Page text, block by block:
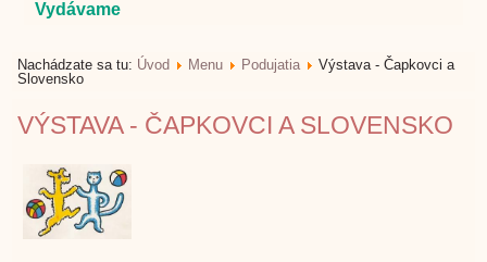
Vydávame
Nachádzate sa tu: Úvod Menu Podujatia
Výstava - Čapkovci a
Slovensko
VÝSTAVA - ČAPKOVCI A SLOVENSKO